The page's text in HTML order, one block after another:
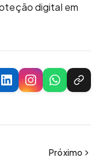
digital em
Próximo